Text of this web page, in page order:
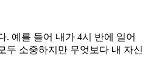
예를 들어 내가 4시 반에 일어
두 소중하지만 무엇보다 내 자신